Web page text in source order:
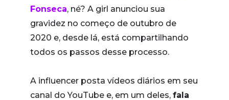
Fonseca, né? A girl anunciou sua
gravidez no começo de outubro de
2020 e, desde lá, está compartilhando
todos os passos desse processo.
A influencer posta vídeos diários em seu
canal do YouTube e, em um deles, fala